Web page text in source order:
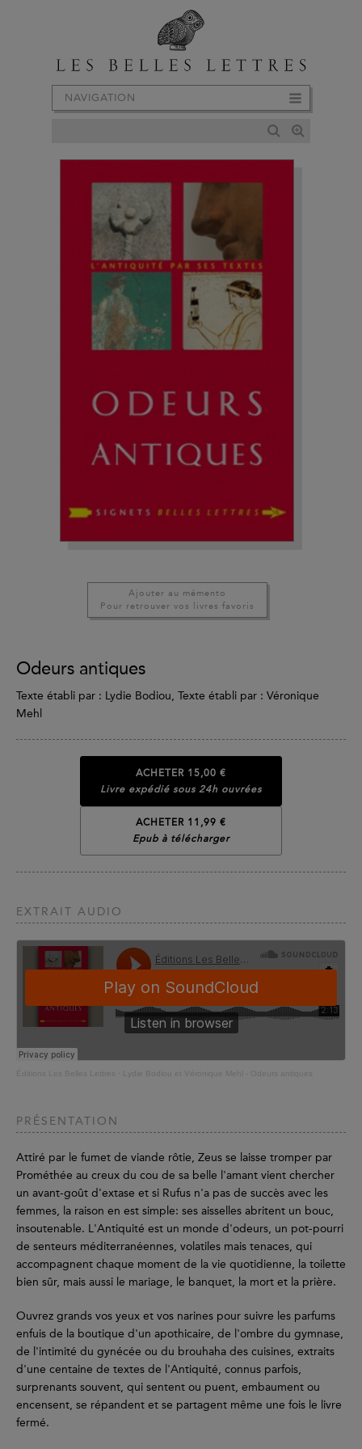
NAVIGATION
Ajouter au mémento
Pour retrouver vos livres favoris
Odeurs antiques
Texte établi par : Lydie Bodiou, Texte établi par : Véronique
Mehl
ACHETER 15,00 €
Livre expédié sous 24h ouvrées
ACHETER 11,99 €
Epub à télécharger
EXTRAIT AUDIO
Éditions Les Belles Lettres Lydie Bodiou et Véronique Mehl - Odeurs antiques
PRÉSENTATION
Attiré par le fumet de viande rôtie, Zeus se laisse tromper par
Prométhée au creux du cou de sa belle l'amant vient chercher
un avant-goût d'extase et si Rufus n'a pas de succès avec les
femmes, la raison en est simple: ses aisselles abritent un bouc,
insoutenable. L'Antiquité est un monde d'odeurs, un pot-pourri
de senteurs méditerranéennes, volatiles mais tenaces, qui
accompagnent chaque moment de la vie quotidienne, la toilette
bien sûr, mais aussi le mariage, le banquet, la mort et la prière.
Ouvrez grands vos yeux et vos narines pour suivre les parfums
enfuis de la boutique d'un apothicaire, de l'ombre du gymnase,
de l'intimité du gynécée ou du brouhaha des cuisines, extraits
d'une centaine de textes de l'Antiquité, connus parfois,
surprenants souvent, qui sentent ou puent, embaument ou
encensent, se répandent et se partagent même une fois le livre
fermé.